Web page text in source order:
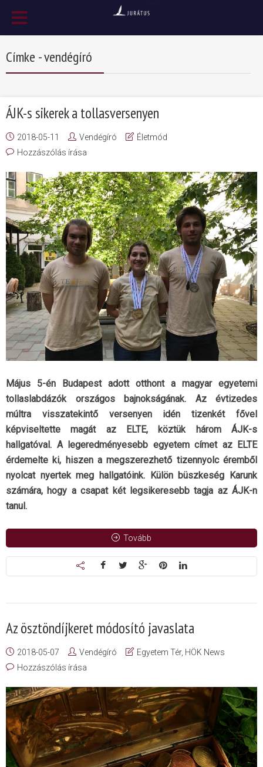
Címke - vendégíró
ÁJK-s sikerek a tollasversenyen
2018-05-11 Vendégíró
Életmód
Hozzászólás írása
Május 5-én Budapest adott otthont a magyar egyetemi
tollaslabdázók országos bajnokságának. Az évtizedes
múltra visszatekintő versenyen idén tizenkét fővel
képviseltette magát az ELTE, köztük három ÁJK-s
hallgatóval. A legeredményesebb egyetem címet az ELTE
érdemelte ki, hiszen a megszerezhető tizennyolc éremből
nyolcat nyertek meg hallgatóink. Külön büszkeség Karunk
számára, hogy a csapat két legsikeresebb tagja az ÁJK-n
tanul.
Tovább
Az ösztöndíjkeret módosító javaslata
2018-05-07 Vendégíró Egyetem Tér, HÖK News
Hozzászólás írása